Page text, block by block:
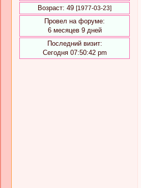
Возраст: 49 [1977-03-23]
Провел на форуме:
6 месяцев 9 дней
Последний визит:
Сегодня 07:50:42 pm